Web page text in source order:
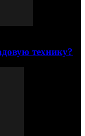
технику?